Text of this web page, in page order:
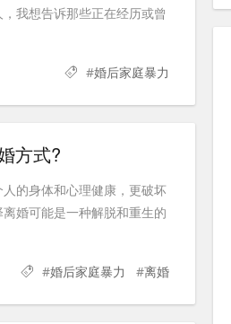
我想告诉那些正在经历或曾
#婚后家庭暴力
方式?
的身体和心理健康，更破坏
婚可能是一种解脱和重生的
#婚后家庭暴力 #离婚